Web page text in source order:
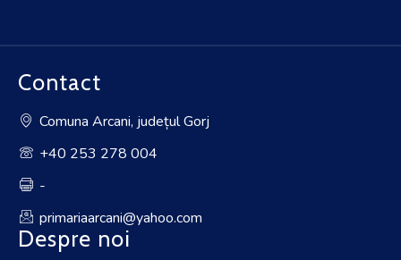
Contact
Comuna Arcani, județul Gorj
+40 253 278 004
-
primariaarcani@yahoo.com
Despre noi